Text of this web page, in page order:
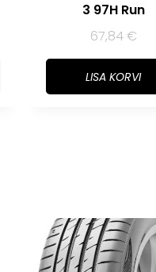
3 97H Run
67,84€
LISA KORVI